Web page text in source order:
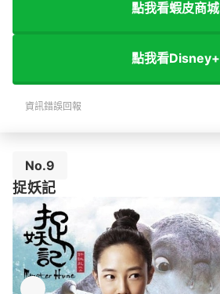
點我看蝦皮商城
點我看Disney+
資訊錯誤回報
No.9
捉妖記